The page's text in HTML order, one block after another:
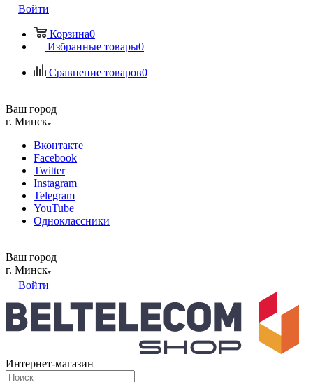
Войти
Корзина0
Избранные товары0
Сравнение товаров0
Ваш город
г. Минск
Вконтакте
Facebook
Twitter
Instagram
Telegram
YouTube
Одноклассники
Ваш город
г. Минск
Войти
Интернет-магазин